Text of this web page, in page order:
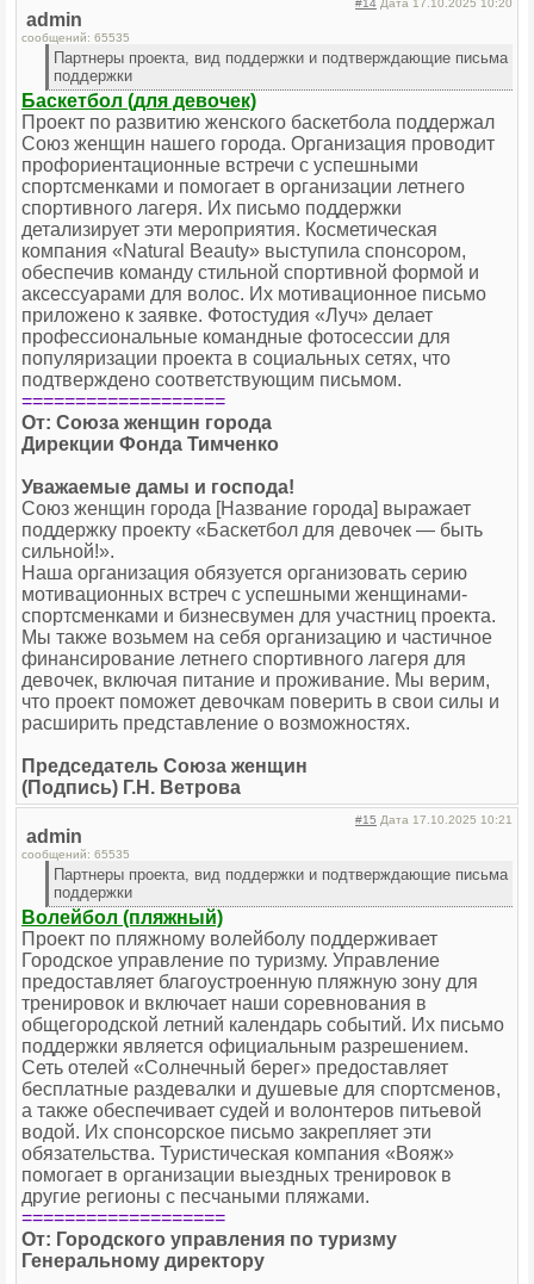
#14 Дата 17.10.2025 10:20
admin
сообщений: 65535
Партнеры проекта, вид поддержки и подтверждающие письма
поддержки
Баскетбол (для девочек)
Проект по развитию женского баскетбола поддержал
Союз женщин нашего города. Организация проводит
профориентационные встречи с успешными
спортсменками и помогает в организации летнего
спортивного лагеря. Их письмо поддержки
детализирует эти мероприятия. Косметическая
компания «Natural Beauty» выступила спонсором,
обеспечив команду стильной спортивной формой и
аксессуарами для волос. Их мотивационное письмо
приложено к заявке. Фотостудия «Луч» делает
профессиональные командные фотосессии для
популяризации проекта в социальных сетях, что
подтверждено соответствующим письмом.
===================
От: Союза женщин города
Дирекции Фонда Тимченко
Уважаемые дамы и господа!
Союз женщин города [Название города] выражает
поддержку проекту «Баскетбол для девочек — быть
сильной!».
Наша организация обязуется организовать серию
мотивационных встреч с успешными женщинами-
спортсменками и бизнесвумен для участниц проекта.
Мы также возьмем на себя организацию и частичное
финансирование летнего спортивного лагеря для
девочек, включая питание и проживание. Мы верим,
что проект поможет девочкам поверить в свои силы и
расширить представление о возможностях.
Председатель Союза женщин
(Подпись) Г.Н. Ветрова
#15 Дата 17.10.2025 10:21
admin
сообщений: 65535
Партнеры проекта, вид поддержки и подтверждающие письма
поддержки
Волейбол (пляжный)
Проект по пляжному волейболу поддерживает
Городское управление по туризму. Управление
предоставляет благоустроенную пляжную зону для
тренировок и включает наши соревнования в
общегородской летний календарь событий. Их письмо
поддержки является официальным разрешением.
Сеть отелей «Солнечный берег» предоставляет
бесплатные раздевалки и душевые для спортсменов,
а также обеспечивает судей и волонтеров питьевой
водой. Их спонсорское письмо закрепляет эти
обязательства. Туристическая компания «Вояж»
помогает в организации выездных тренировок в
другие регионы с песчаными пляжами.
===================
От: Городского управления по туризму
Генеральному директору